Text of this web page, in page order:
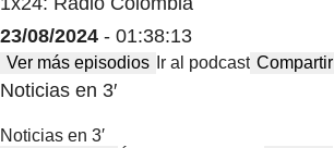
23/08/2024 - 01:38:13
Ver más episodios Ir al podcast Compartir
Noticias en 3′
Noticias en 3′